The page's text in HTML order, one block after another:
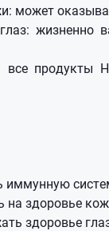
может
все продукты
иммунную
на здоровье
здоровье